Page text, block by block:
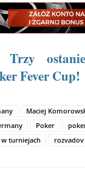
Trzy
Fever Cup!
Maciej
Poker
w turniejach rozvadov